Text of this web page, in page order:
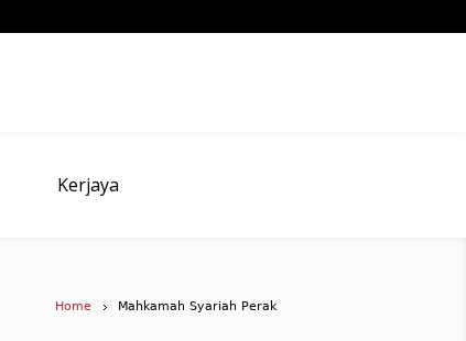
Kerjaya
Home Mahkamah Syariah Perak